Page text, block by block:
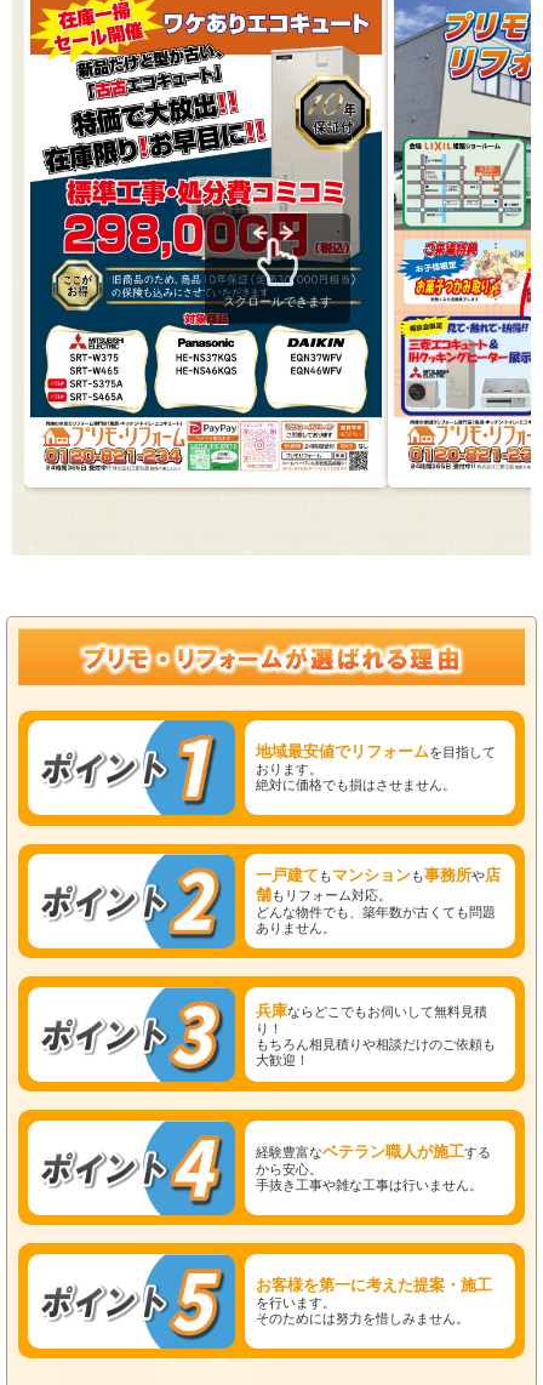
スクロールできます
地域最安値でリフォームを目指して
おります。
絶対に価格でも損はさせません。
一戸建て もマンションも事務所や店
舗もリフォーム対応。
どんな物件でも、築年数が古くても問題
ありません。
兵庫ならどこでもお伺いして無料見積
り！
もちろん相見積りや相談だけのご依頼も
大歓迎！
経験豊富なベテラン職人が施工する
から安心。
手抜き工事や雑な工事は行いません。
お客様を第一に考えた提案・施工
を行います。
そのためには努力を惜しみません。